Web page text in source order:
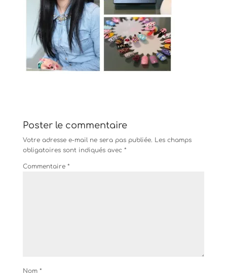
Poster le commentaire
Votre adresse e-mail ne sera pas publiée. Les champs
obligatoires sont indiqués avec *
Commentaire *
Nom *